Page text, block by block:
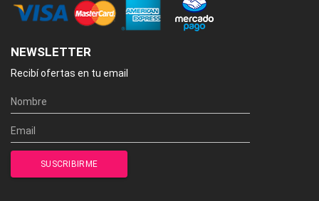
NEWSLETTER
Recibí ofertas en tu email